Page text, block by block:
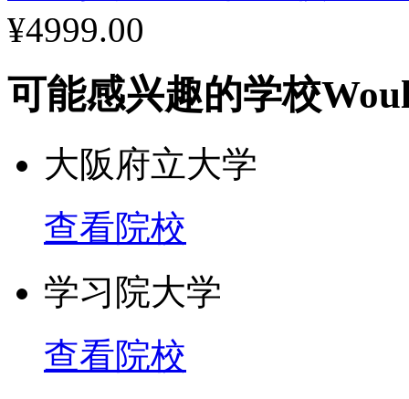
¥4999.00
可能感兴趣的学校
大阪府立大学
查看院校
学习院大学
查看院校